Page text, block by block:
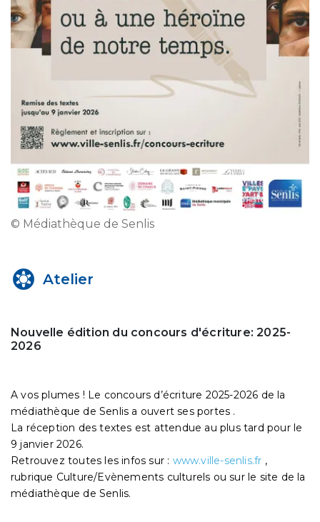
© Médiathèque de Senlis
Atelier
Nouvelle édition du concours d'écriture: 2025-
2026
A vos plumes ! Le concours d’écriture 2025-2026 de la
médiathèque de Senlis a ouvert ses portes .
La réception des textes est attendue au plus tard pour le
9 janvier 2026.
Retrouvez toutes les infos sur : www.ville-senlis.fr ,
rubrique Culture/Evènements culturels ou sur le site de la
médiathèque de Senlis.